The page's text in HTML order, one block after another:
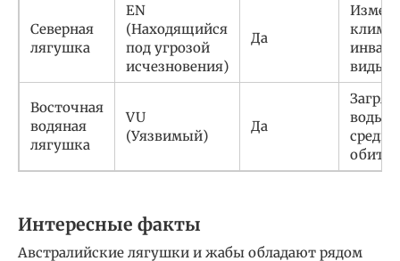
Северная
лягушка
EN
(Находящийся
под угрозой
исчезновения)
Да
виды
Восточная
водяная
лягушка
VU
(Уязвимый)
Да
воды,
среды
Интересные факты
Австралийские лягушки и жабы обладают рядом